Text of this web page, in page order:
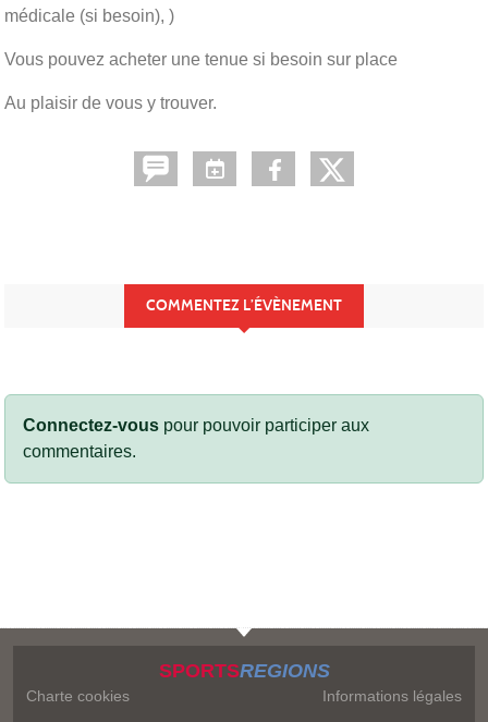
médicale (si besoin), )
Vous pouvez acheter une tenue si besoin sur place
Au plaisir de vous y trouver.
COMMENTEZ L’ÉVÈNEMENT
Connectez-vous pour pouvoir participer aux
commentaires.
SPORTSREGIONS
Charte cookies
Informations légales